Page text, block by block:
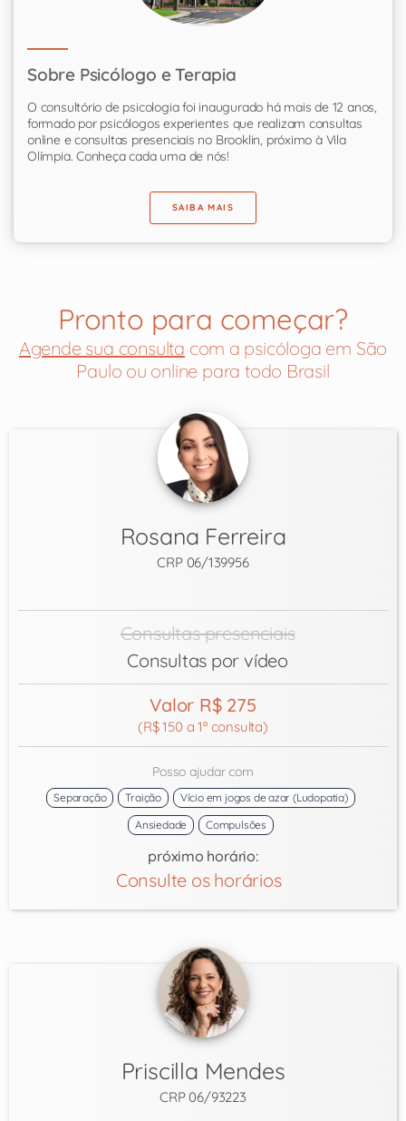
Sobre Psicólogo e Terapia
O consultório de psicologia foi inaugurado há mais de 12 anos,
formado por psicólogos experientes que realizam consultas
online e consultas presenciais no Brooklin, próximo à Vila
Olímpia. Conheça cada uma de nós!
SAIBA MAIS
Pronto para começar?
Agende sua consulta com a psicóloga em São
Paulo ou online para todo Brasil
Rosana Ferreira
CRP 06/139956
Consultas presenciais
Consultas por vídeo
Valor R$ 275
(R$ 150 a 1ª consulta)
Posso ajudar com
Separação Traição
Vício em jogos de azar (Ludopatia)
Ansiedade
Compulsões
próximo horário:
Consulte os horários
Priscilla Mendes
CRP 06/93223